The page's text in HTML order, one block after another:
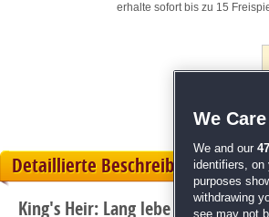
erhalte sofort bis zu 15
Detaillierte Beschreibung
King's Heir: Lang lebe der König
We
We and our
identifiers, on
purposes
withdrawing
see may not